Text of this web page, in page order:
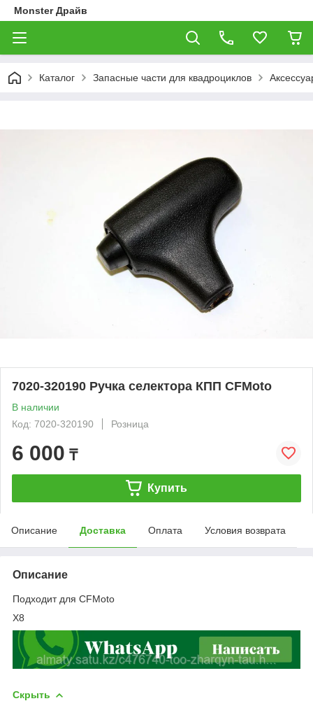
Monster Драйв
Каталог Запасные части для квадроциклов
7020-320190 Ручка селектора КПП CFMoto
В наличии
Код: 7020-320190
Розница
6 000 ₸
Купить
Описание Доставка Оплата Условия возврата
Описание
Подходит для CFMoto
Х8
Скрыть